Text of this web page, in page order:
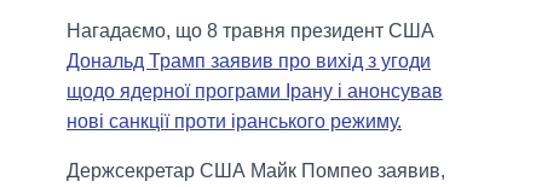
Нагадаємо, що 8 травня президент США
Дональд Трамп заявив про вихід з угоди
щодо ядерної програми Ірану і анонсував
нові санкції проти іранського режиму.
Держсекретар США Майк Помпео заявив,